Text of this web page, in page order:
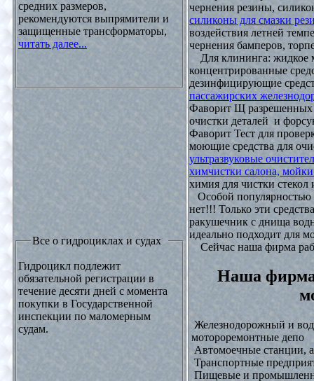
средних размеров,
рекомендуются выпрямители и
защищенные трансформаторы,
читать далее...
Все о гидроциклах и судах
Гидроцикл подлежит
обязательной регистрации в
течение десяти дней с момента
покупки в Государственной
инспекции по маломерным
судам.
чернения резины,
силиконы для смазки
воздействия летней
чернения бамперов,
Для клининга: жидкое
концентрированные
дезинфицирующие
пассажирских
Фаворит Щ
очистки деталей и
Фаворит Тест для
моющие средства для
ультразвуковые
химчистки салона,
химия для чистки стекол
Особой популярностью
нет!!! Только эти
ракушечник с днища
идеально подходит для
Сейчас наша фирма
Наша фирма
Железнодорожный и
мотороремонтные депо
Автомоечные станции,
Транспортные
Пищевые и